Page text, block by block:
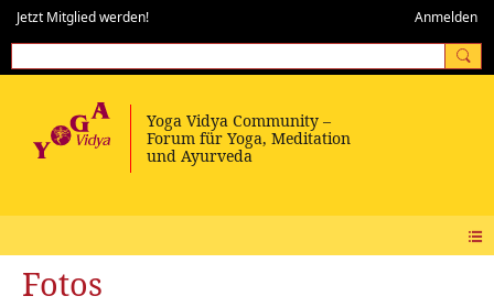
Jetzt Mitglied werden! Anmelden
Fotos